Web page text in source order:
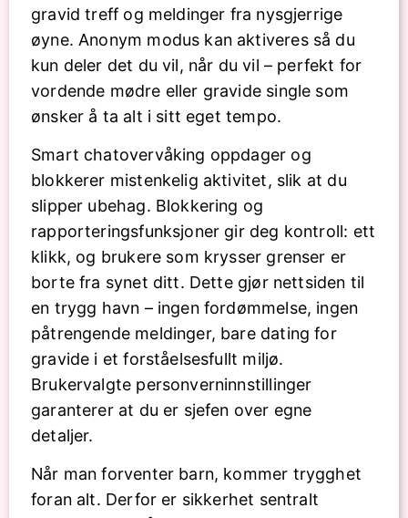
gravid treff og meldinger fra nysgjerrige
øyne. Anonym modus kan aktiveres så du
kun deler det du vil, når du vil – perfekt for
vordende mødre eller gravide single som
ønsker å ta alt i sitt eget tempo.
Smart chatovervåking oppdager og
blokkerer mistenkelig aktivitet, slik at du
slipper ubehag. Blokkering og
rapporteringsfunksjoner gir deg kontroll: ett
klikk, og brukere som krysser grenser er
borte fra synet ditt. Dette gjør nettsiden til
en trygg havn – ingen fordømmelse, ingen
påtrengende meldinger, bare dating for
gravide i et forståelsesfullt miljø.
Brukervalgte personverninnstillinger
garanterer at du er sjefen over egne
detaljer.
Når man forventer barn, kommer trygghet
foran alt. Derfor er sikkerhet sentralt